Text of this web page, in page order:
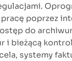
pracę poprzez
do
i bieżącą
systemy